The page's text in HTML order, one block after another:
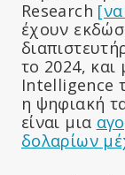
Research [να
έχουν
το 2024, και
Intelligence
η ψηφιακή
είναι μια
δολαρίων